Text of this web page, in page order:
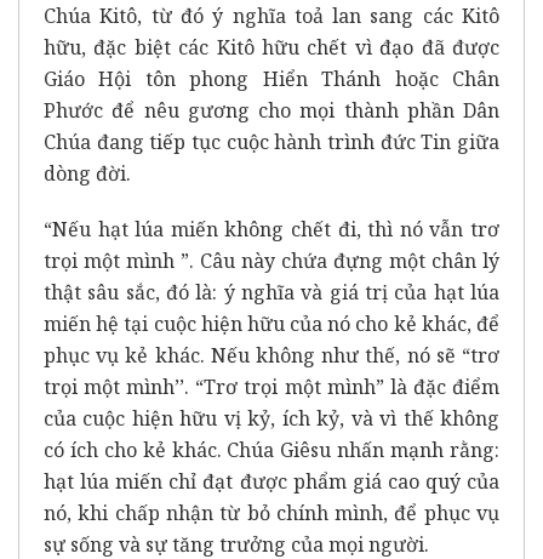
Chúa Kitô, từ đó ý nghĩa toả lan sang các Kitô
hữu, đặc biệt các Kitô hữu chết vì đạo đã được
Giáo Hội tôn phong Hiển Thánh hoặc Chân
Phước để nêu gương cho mọi thành phần Dân
Chúa đang tiếp tục cuộc hành trình đức Tin giữa
dòng đời.
“Nếu hạt lúa miến không chết đi, thì nó vẫn trơ
trọi một mình ”. Câu này chứa đựng một chân lý
thật sâu sắc, đó là: ý nghĩa và giá trị của hạt lúa
miến hệ tại cuộc hiện hữu của nó cho kẻ khác, để
phục vụ kẻ khác. Nếu không như thế, nó sẽ “trơ
trọi một mình’’. “Trơ trọi một mình” là đặc điểm
của cuộc hiện hữu vị kỷ, ích kỷ, và vì thế không
có ích cho kẻ khác. Chúa Giêsu nhấn mạnh rằng:
hạt lúa miến chỉ đạt được phẩm giá cao quý của
nó, khi chấp nhận từ bỏ chính mình, để phục vụ
sự sống và sự tăng trưởng của mọi người.